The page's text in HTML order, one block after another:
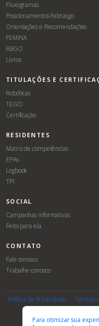
Fluxogramas
Posicionamentos Febrasgo
Orientações e Recomendações
FEMINA
RBGO
Livros
TITULAÇÕES E
Robóticas
TEGO
Certificação
RESIDENTES
Matriz de competências
EPAs
Logbook
TPI
SOCIAL
Campanhas informativas
Feito para ela
CONTATO
Fale conosco
Trabalhe conosco
Política de Privacidade Termos
Para otimizar sua